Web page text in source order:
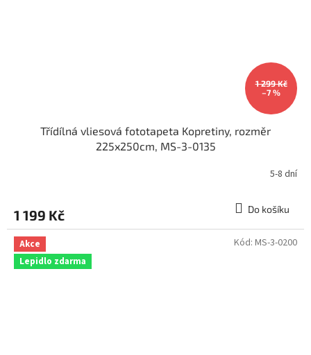
1 299 Kč
–7 %
Třídílná vliesová fototapeta Kopretiny, rozměr
225x250cm, MS-3-0135
5-8 dní
1 199 Kč Do košíku
Akce
Lepidlo zdarma
Kód: MS-3-0200